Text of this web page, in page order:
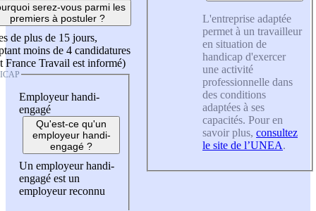
serez-vous parmi les
premiers à postuler ?
de plus de 15 jours,
moins de 4 candidatures
France Travail est informé)
Employeur handi-
engagé
Qu'est-ce qu'un
employeur handi-
engagé ?
Un employeur handi-
engagé est un
employeur reconnu
L'entreprise adaptée
permet à un travailleur
en situation de
handicap d'exercer
une activité
professionnelle dans
des conditions
adaptées à ses
capacités. Pour en
savoir plus, consultez
le site de l’UNEA.